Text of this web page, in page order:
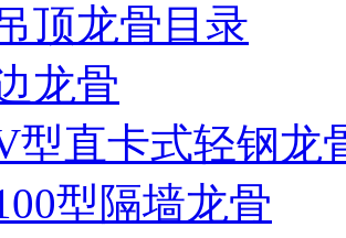
顶龙骨目录
龙骨
型直卡式轻钢龙
型隔墙龙骨